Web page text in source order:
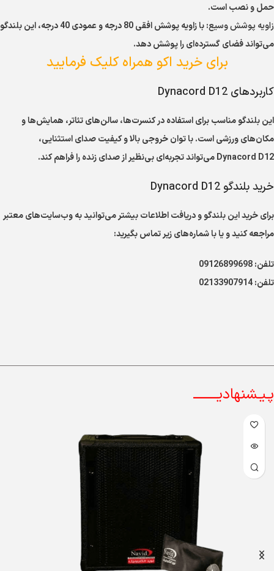
حمل و نصب است.
زاویه پوشش وسیع
: با زاویه پوشش افقی 80 درجه و عمودی 40 درجه، این بلندگو
می‌تواند فضای گسترده‌ای را پوشش دهد.
برای خرید اکو همراه کلیک فرمایید
کاربردهای Dynacord D12
این بلندگو مناسب برای استفاده در کنسرت‌ها، سالن‌های تئاتر، همایش‌ها و
مکان‌های ورزشی است. با توان خروجی بالا و کیفیت صدای استثنایی،
Dynacord D12 می‌تواند تجربه‌ای بی‌نظیر از صدای زنده را فراهم کند.
خرید بلندگو Dynacord D12
برای خرید این بلندگو و دریافت اطلاعات بیشتر می‌توانید به وب‌سایت‌های معتبر
مراجعه کنید و یا با شماره‌های زیر تماس بگیرید:
تلفن: 09126899698
تلفن: 02133907914
پـیـشنهادیــــــــ